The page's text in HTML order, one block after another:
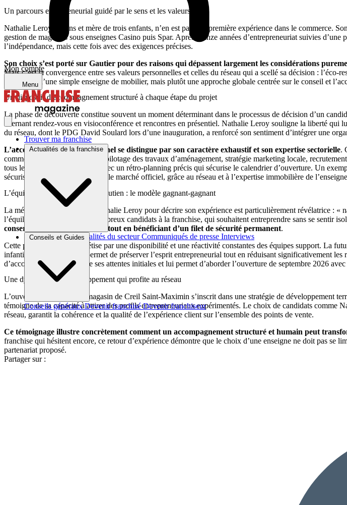
Mon compte
Menu
Trouver ma franchise
Actualités de la franchise
Brèves et actus Actualités du secteur Communiqués de presse Interviews
Conseils et Guides
Conseils généraux Devenir franchisé Devenir franchiseur
Un parcours entrepreneurial guidé par le sens et les valeurs
Nathalie Leroy, 53 ans et mère de trois enfants, n’en est pas à sa première expérience dans le commerce.
gestion de magasins sous enseignes Casino puis Spar. Après quinze années d’entrepreneuriat suivies
l’indépendance, mais cette fois avec des exigences précises.
Son choix s’est porté sur Gautier pour des raisons qui dépassent largement les considérations
Mais c’est la convergence entre ses valeurs personnelles et celles du réseau qui a scellé sa décision :
bien plus qu’une simple enseigne de mobilier, mais plutôt une approche globale centrée sur le conseil et
Un dispositif d’accompagnement structuré à chaque étape du projet
La phase de découverte constitue souvent un moment déterminant dans le processus de décision d’un
alternant rendez-vous en visioconférence et rencontres en présentiel. Nathalie Leroy souligne la liberté
du réseau, dont le PDG David Soulard lors d’une inauguration, a renforcé son sentiment d’intégrer une
L’accompagnement opérationnel se distingue par son caractère exhaustif et son expertise sectorielle.
commercial, montage financier, pilotage des travaux d’aménagement, stratégie marketing locale,
tous les fronts simultanément, avec un rétro-planning précis qui sécurise le calendrier d’ouverture. Un
sécurisé avant même sa mise sur le marché officiel, grâce au réseau et à l’expertise immobilière de
L’équilibre entre autonomie et soutien : le modèle gagnant-gagnant
La métaphore employée par Nathalie Leroy pour décrire son expérience est particulièrement révélatrice : «
l’équilibre recherché par de nombreux candidats à la franchise, qui souhaitent entreprendre sans se sentir
conserve sa liberté de décision tout en bénéficiant d’un filet de sécurité permanent.
Cette philosophie se concrétise par une disponibilité et une réactivité constantes des équipes support. La
infantilisée. Cette posture permet de préserver l’esprit entrepreneurial tout en réduisant significativement
d’accompagnement dépasse ses attentes initiales et lui permet d’aborder l’ouverture de septembre 2026
Une dynamique de développement qui profite au réseau
L’ouverture prochaine du magasin de Creil Saint-Maximin s’inscrit dans une stratégie de développement
témoigne de sa capacité à attirer des profils entrepreneuriaux expérimentés. Le choix de candidats comme
réseau, garantit la cohérence et la qualité de l’expérience client sur l’ensemble des points de vente.
Ce témoignage illustre concrètement comment un accompagnement structuré et humain peut
franchise qui hésitent encore, ce retour d’expérience démontre que le choix d’une enseigne ne doit pas
partenariat proposé.
Partager sur :